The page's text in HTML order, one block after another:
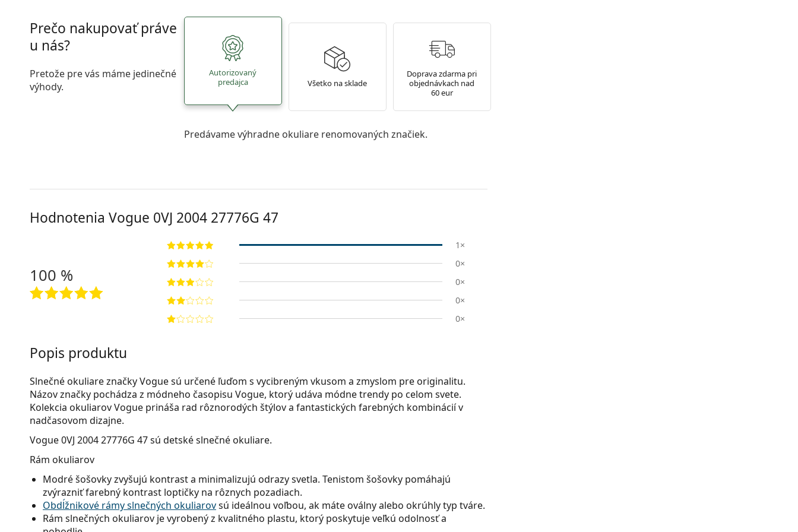
Prečo nakupovať práve
u nás?
Pretože pre vás máme jedinečné
výhody.
Autorizovaný
predajca
Všetko na sklade
Doprava zdarma pri
objednávkach nad
60 eur
Predávame výhradne okuliare renomovaných značiek.
Hodnotenia Vogue 0VJ 2004 27776G 47
100 %
1×
0×
0×
0×
0×
Popis produktu
Slnečné okuliare značky Vogue sú určené ľuďom s vycibreným vkusom a zmyslom pre originalitu.
Názov značky pochádza z módneho časopisu Vogue, ktorý udáva módne trendy po celom svete.
Kolekcia okuliarov Vogue prináša rad rôznorodých štýlov a fantastických farebných kombinácií v
nadčasovom dizajne.
Vogue 0VJ 2004 27776G 47sú detské slnečné okuliare.
Rám okuliarov
Modré šošovky zvyšujú kontrast a minimalizujú odrazy svetla. Tenistom šošovky pomáhajú
zvýrazniť farebný kontrast loptičky na rôznych pozadiach.
Obdĺžnikové rámy slnečných okuliarovsú ideálnou voľbou, ak máte oválny alebo okrúhly typ tváre.
Rám slnečných okuliarov je vyrobený z kvalitného plastu, ktorý poskytuje veľkú odolnosť a